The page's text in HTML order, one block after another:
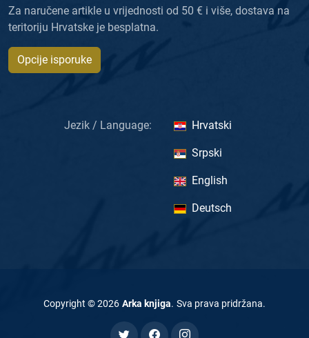
Za naručene artikle u vrijednosti od 50 € i više, dostava na
teritoriju Hrvatske je besplatna.
Opcije isporuke
Jezik / Language: Hrvatski
Srpski
English
Deutsch
Copyright ©2026 Arka knjiga. Sva prava pridržana.